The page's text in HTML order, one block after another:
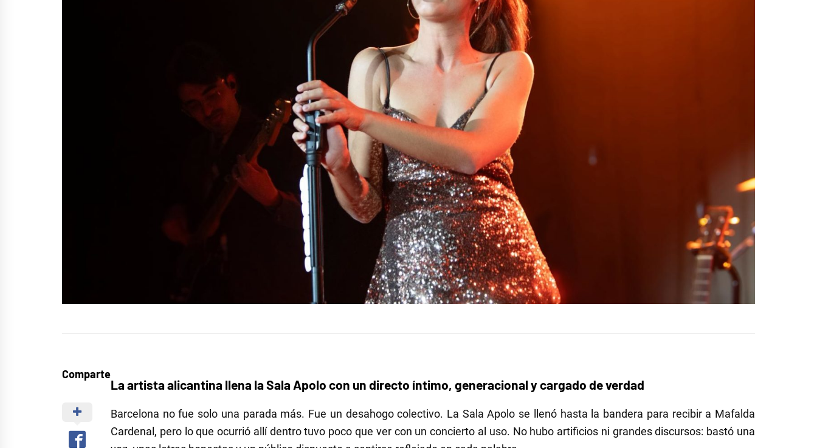
Comparte
La artista alicantina llena la Sala Apolo con un directo íntimo, generacional y cargado de verdad
Barcelona no fue solo una parada más. Fue un desahogo colectivo. La Sala Apolo se llenó hasta la bandera para recibir a Mafalda
Cardenal, pero lo que ocurrió allí dentro tuvo poco que ver con un concierto al uso. No hubo artificios ni grandes discursos: bastó una